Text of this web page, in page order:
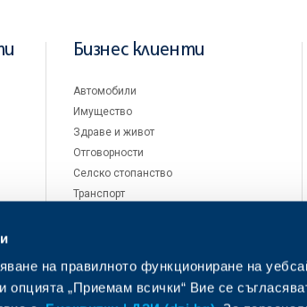
на правилното функциониране на
опцията „Приемам всички“ Вие се
Бизнес клиенти
Автомобили
Имущество
Здраве и живот
Отговорности
Селско стопанство
Транспорт